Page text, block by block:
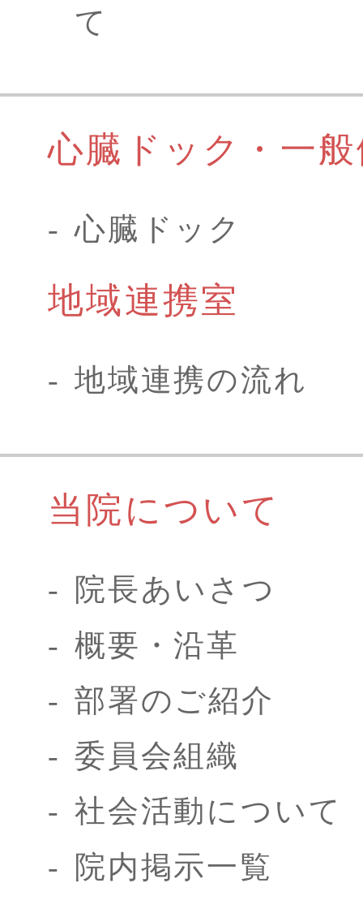
て
心臓ドック・一
心臓ドック
地域連携室
地域連携の流れ
当院について
院長あいさつ
概要・沿革
部署のご紹介
委員会組織
社会活動について
院内掲示一覧